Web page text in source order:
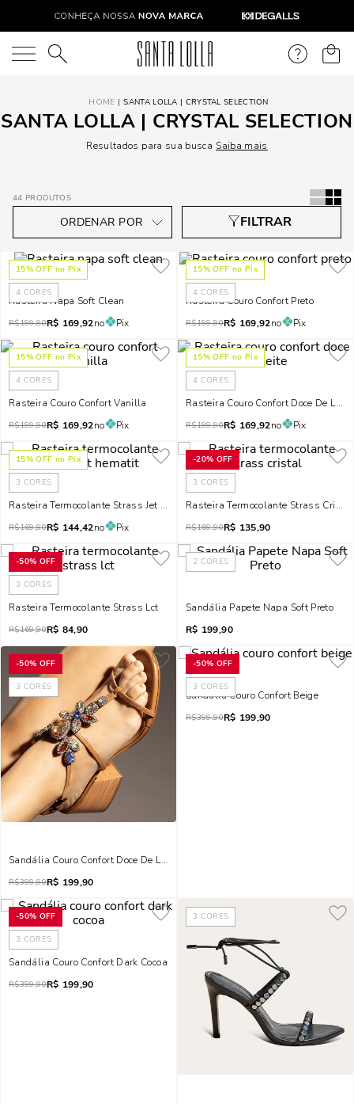
O que você está procurando?
SANTA LOLLA | CRYSTAL SELECTION
SANTA LOLLA | CRYSTAL SELECTION
Resultados para sua busca Saiba mais
44 PRODUTOS
15% OFF no Pix
4 CORES
Rasteira Napa Soft Clean
R$199,90R$ 169,92no Pix
15% OFF no Pix
4 CORES
Rasteira Couro Confort Preto
R$199,90R$ 169,92no Pix
15% OFF no Pix
4 CORES
Rasteira Couro Confort Vanilla
R$199,90R$ 169,92no Pix
15% OFF no Pix
4 CORES
Rasteira Couro Confort Doce De Leite
R$199,90R$ 169,92no Pix
15% OFF no Pix
3 CORES
Rasteira Termocolante Strass Jet Hematit
R$169,90R$ 144,42no Pix
-20% OFF
3 CORES
Rasteira Termocolante Strass Cristal
R$169,90R$ 135,90
-50% OFF
3 CORES
Rasteira Termocolante Strass Lct
R$169,90R$ 84,90
2 CORES
Sandália Papete Napa Soft Preto
R$ 199,90
-50% OFF
3 CORES
Sandália Couro Confort Doce De Leite
R$399,90R$ 199,90
-50% OFF
3 CORES
Sandália Couro Confort Beige
R$399,90R$ 199,90
-50% OFF
3 CORES
Sandália Couro Confort Dark Cocoa
R$399,90R$ 199,90
3 CORES